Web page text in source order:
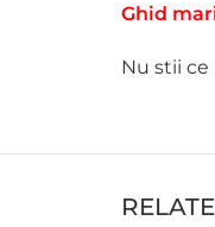
Ghid
Nu stii ce